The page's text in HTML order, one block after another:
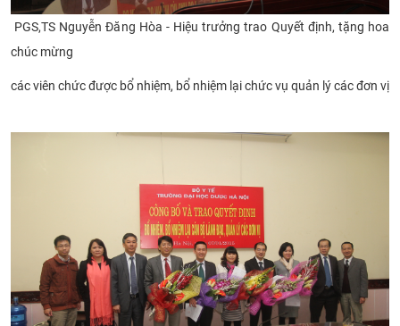
PGS,TS Nguyễn Đăng Hòa - Hiệu trưởng trao Quyết định, tặng hoa
chúc mừng
các viên chức được bổ nhiệm, bổ nhiệm lại chức vụ quản lý các đơn vị